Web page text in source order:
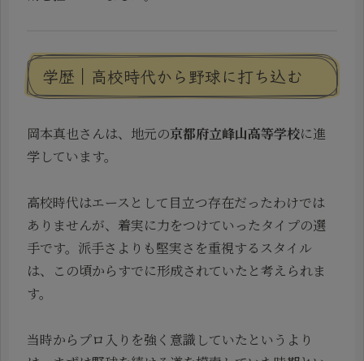
学歴｜高校時代から野球に打ち込む
岡本真也さんは、地元の京都府立峰山高等学校に進
学しています。
高校時代はエースとして目立つ存在だったわけでは
ありませんが、着実に力をつけていったタイプの選
手です。派手さよりも堅実さを重視するスタイル
は、この頃からすでに形成されていたと考えられま
す。
当時からプロ入りを強く意識していたというより